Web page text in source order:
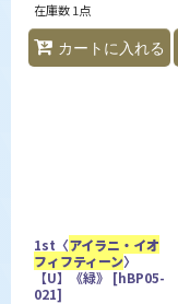
在庫数 1点
カートに入れる
1st〈アイラニ・イオ
フィフティーン〉
【U】《緑》 [hBP05-
021]